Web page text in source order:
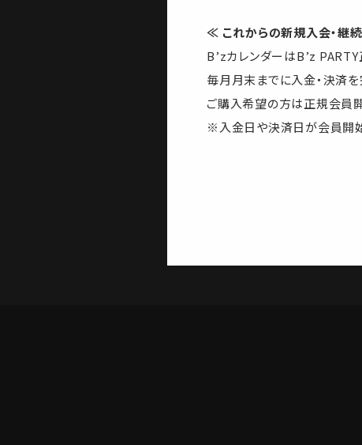
≪ これからの新規入会・継
B’zカレンダーはB’z PARTY
毎月月末までに入金・決済を
ご購入希望の方は正規会員
※入金日や決済日が会員開始